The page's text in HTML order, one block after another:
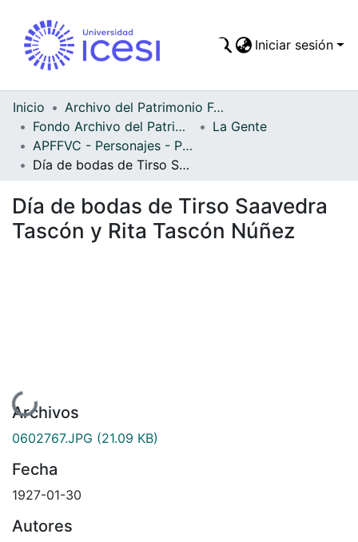
Todo DSpace
Estadísticas
Iniciar sesión
Inicio
Archivo del Patrimonio Fotográfico y Fílmico del Valle del Cauca
Fondo Archivo del Patrimonio Fotográfico y Fílmico del Valle del Cauca
La Gente
APFFVC - Personajes - Patrimonial
Día de bodas de Tirso Saavedra Tascón y Rita Tascón Núñez
Día de bodas de Tirso Saavedra
Tascón y Rita Tascón Núñez
Cargando...
Archivos
0602767.JPG (21.09 KB)
Fecha
1927-01-30
Autores